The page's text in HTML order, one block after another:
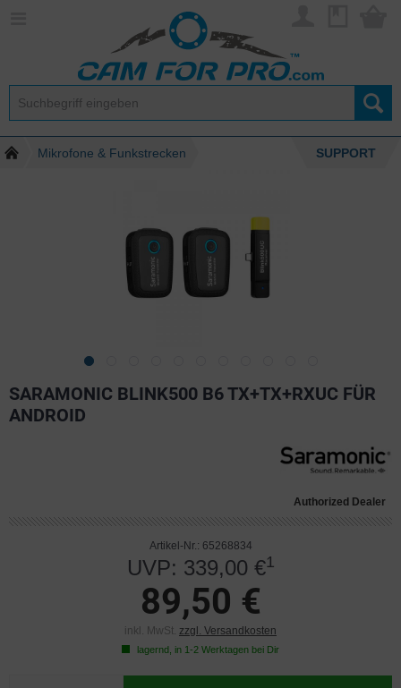
Mikrofone & Funkstrecken SUPPORT
SARAMONIC BLINK500 B6 TX+TX+RXUC FÜR
ANDROID
Authorized Dealer
Artikel-Nr.: 65268834
UVP: 339,00 €1
89,50 €
inkl. MwSt. zzgl. Versandkosten
lagernd, in 1-2 Werktagen bei Dir